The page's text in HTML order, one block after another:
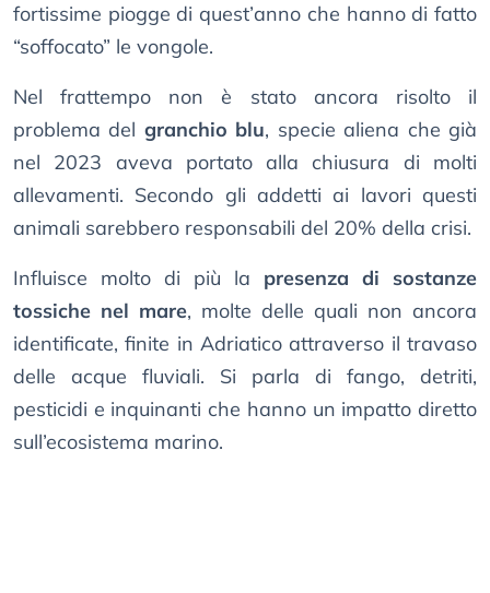
fortissime piogge di quest’anno che hanno di fatto
“soffocato” le vongole.
Nel frattempo non è stato ancora risolto il
problema del granchio blu, specie aliena che già
nel 2023 aveva portato alla chiusura di molti
allevamenti. Secondo gli addetti ai lavori questi
animali sarebbero responsabili del 20% della crisi.
Influisce molto di più la presenza di sostanze
tossiche nel mare, molte delle quali non ancora
identificate, finite in Adriatico attraverso il travaso
delle acque fluviali. Si parla di fango, detriti,
pesticidi e inquinanti che hanno un impatto diretto
sull’ecosistema marino.